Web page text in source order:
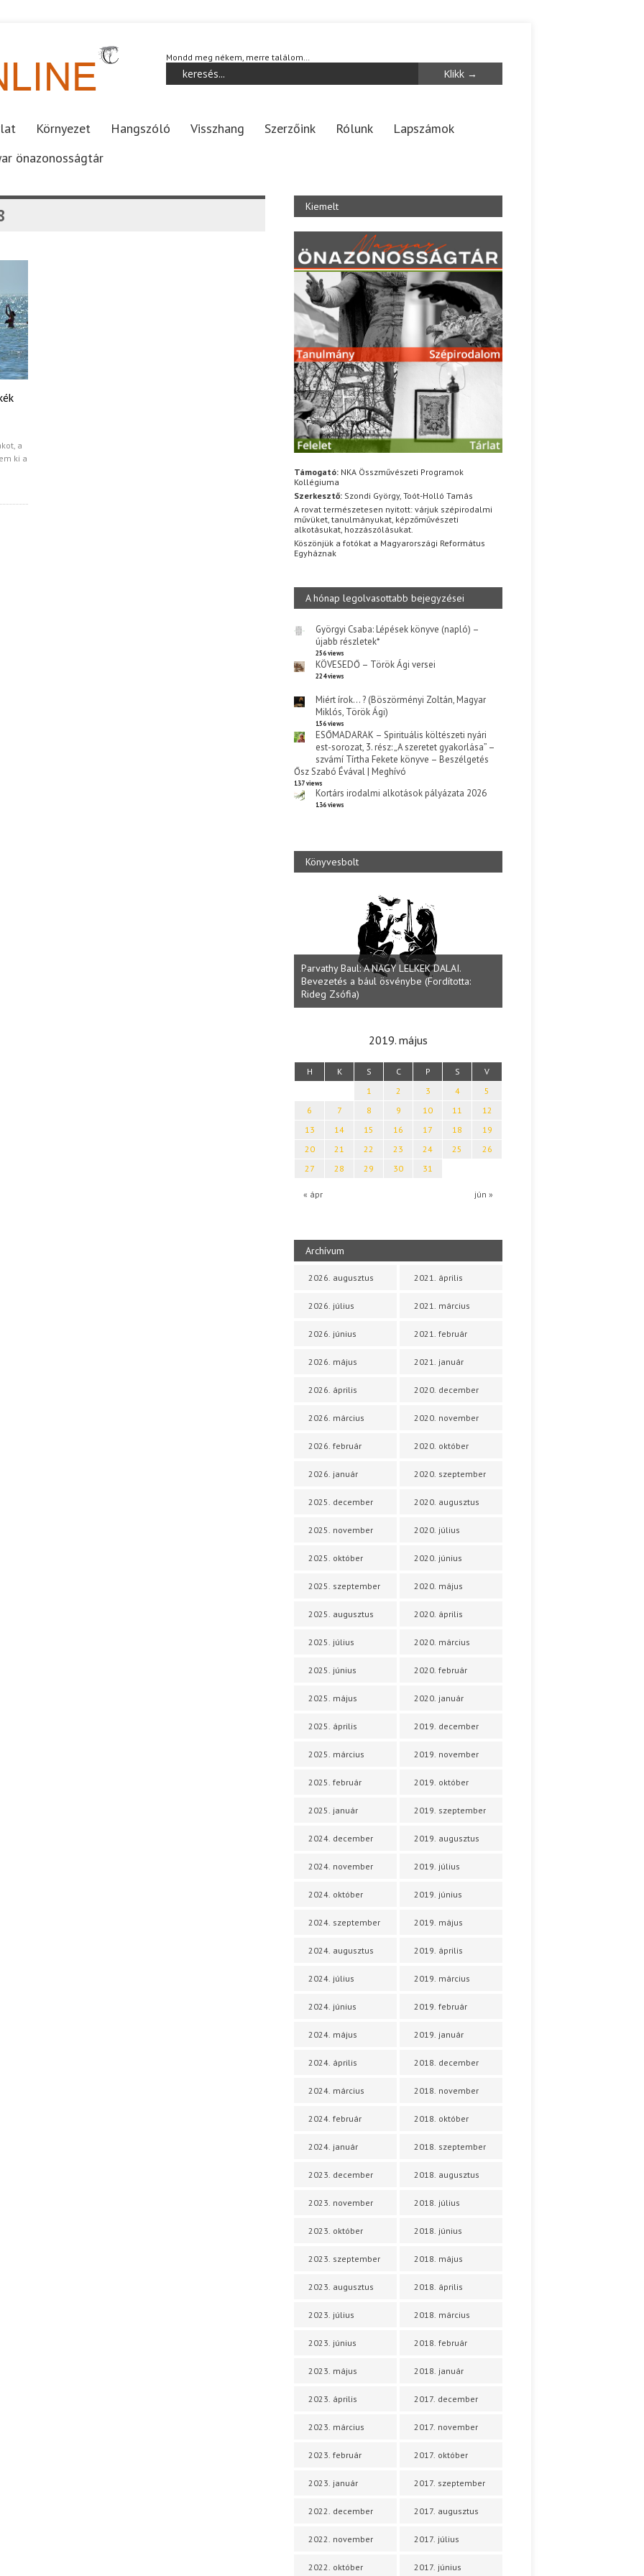
Mondd meg nékem, merre találom…
Környezet Hangszóló Visszhang Szerzőink Rólunk
Lapszámok
önazonosságtár
a
ki a
Kiemelt
Támogató: NKA Összművészeti Programok
Kollégiuma
Szerkesztő: Szondi György, Toót-Holló Tamás
A rovat természetesen nyitott: várjuk szépirodalmi
művüket, tanulmányukat, képzőművészeti
alkotásukat, hozzászólásukat.
Köszönjük a fotókat a Magyarországi Református
Egyháznak
A hónap legolvasottabb bejegyzései
Györgyi Csaba: Lépések könyve (napló) –
újabb részletek*
256 views
KÖVESEDŐ – Török Ági versei
224 views
Miért írok… ? (Böszörményi Zoltán, Magyar
Miklós, Török Ági)
156 views
ESŐMADARAK – Spirituális költészeti nyári
est-sorozat, 3. rész: „A szeretet gyakorlása” –
szvámí Tírtha Fekete könyve – Beszélgetés
Ősz Szabó Évával | Meghívó
137 views
Kortárs irodalmi alkotások pályázata 2026
136 views
Könyvesbolt
Parvathy Baul: A NAGY LELKEK DALAI.
Bevezetés a bául ösvénybe (Fordította:
Halmai Tamás: Megválaszolt érintés. Leveles
Ibolya költői világa
2019. május
H K S C P S V
« ápr jún »
1 2 3 4
5
6
7 8 9 10 11
12
13
14 15 16 17 18
19
20
21 22 23 24 25
26
27
28 29 30 31
Archívum
2026. augusztus
2026. július
2026. június
2026. május
2026. április
2026. március
2026. február
2026. január
2025. december
2025. november
2025. október
2025. szeptember
2025. augusztus
2025. július
2025. június
2025. május
2025. április
2025. március
2025. február
2025. január
2024. december
2024. november
2024. október
2024. szeptember
2024. augusztus
2024. július
2024. június
2024. május
2024. április
2024. március
2024. február
2024. január
2023. december
2023. november
2023. október
2023. szeptember
2023. augusztus
2023. július
2023. június
2023. május
2023. április
2023. március
2023. február
2023. január
2022. december
2022. november
2022. október
2021. április
2021. március
2021. február
2021. január
2020. december
2020. november
2020. október
2020. szeptember
2020. augusztus
2020. július
2020. június
2020. május
2020. április
2020. március
2020. február
2020. január
2019. december
2019. november
2019. október
2019. szeptember
2019. augusztus
2019. július
2019. június
2019. május
2019. április
2019. március
2019. február
2019. január
2018. december
2018. november
2018. október
2018. szeptember
2018. augusztus
2018. július
2018. június
2018. május
2018. április
2018. március
2018. február
2018. január
2017. december
2017. november
2017. október
2017. szeptember
2017. augusztus
2017. július
2017. június